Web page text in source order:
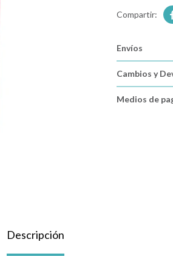
Envíos
Cambios y
Medios de
Descripción